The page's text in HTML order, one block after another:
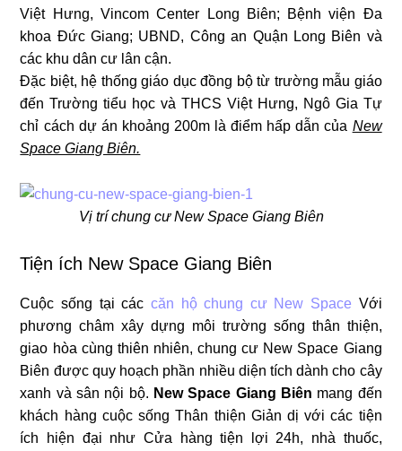
Việt Hưng, Vincom Center Long Biên; Bệnh viện Đa
khoa Đức Giang; UBND, Công an Quận Long Biên và
các khu dân cư lân cận.
Đặc biệt, hệ thống giáo dục đồng bộ từ trường mẫu giáo
đến Trường tiểu học và THCS Việt Hưng, Ngô Gia Tự
chỉ cách dự án khoảng 200m là điểm hấp dẫn của New
Space Giang Biên.
Vị trí chung cư New Space Giang Biên
Tiện ích New Space Giang Biên
Cuộc sống tại các căn hộ chung cư New Space Với
phương châm xây dựng môi trường sống thân thiện,
giao hòa cùng thiên nhiên, chung cư New Space Giang
Biên được quy hoạch phần nhiều diện tích dành cho cây
xanh và sân nội bộ. New Space Giang Biên mang đến
khách hàng cuộc sống Thân thiện Giản dị với các tiện
ích hiện đại như Cửa hàng tiện lợi 24h, nhà thuốc,